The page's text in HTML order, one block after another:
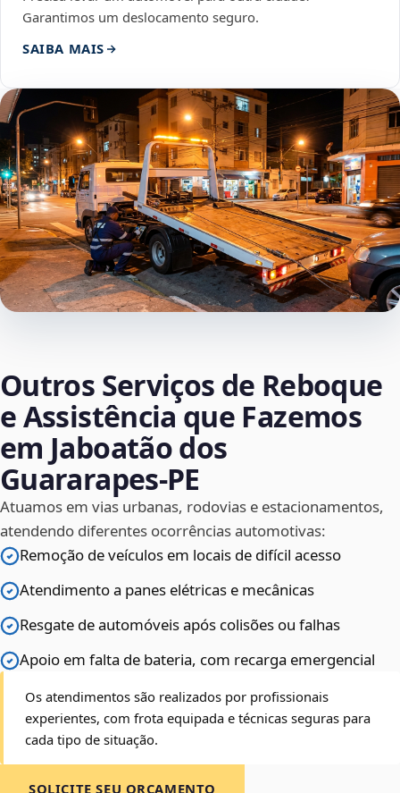
Garantimos um deslocamento seguro.
SAIBA MAIS
Outros Serviços de Reboque
e Assistência que Fazemos
em Jaboatão dos
Guararapes‑PE
Atuamos em vias urbanas, rodovias e estacionamentos,
atendendo diferentes ocorrências automotivas:
Remoção de veículos em locais de difícil acesso
Atendimento a panes elétricas e mecânicas
Resgate de automóveis após colisões ou falhas
Apoio em falta de bateria, com recarga emergencial
Os atendimentos são realizados por profissionais
experientes, com frota equipada e técnicas seguras para
cada tipo de situação.
SOLICITE SEU ORÇAMENTO